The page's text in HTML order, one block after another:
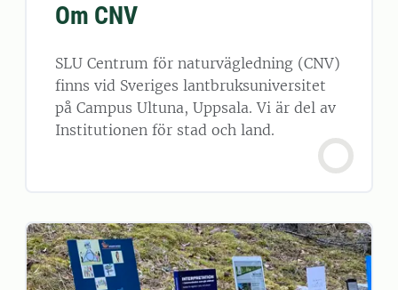
Om CNV
SLU Centrum för naturvägledning (CNV)
finns vid Sveriges lantbruksuniversitet
på Campus Ultuna, Uppsala. Vi är del av
Institutionen för stad och land.